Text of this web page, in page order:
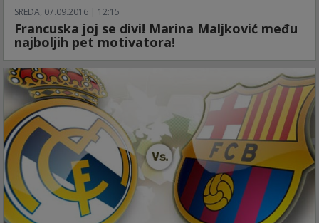
SREDA, 07.09.2016 | 12:15
Francuska joj se divi! Marina Maljković među
najboljih pet motivatora!